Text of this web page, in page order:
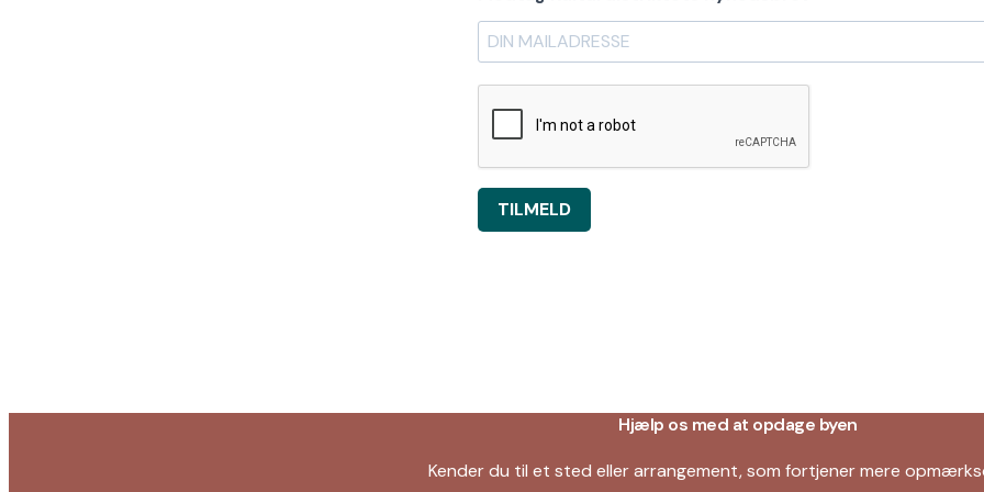
TILMELD
Hjælp os med at opdage byen
Kender du til et sted eller arrangement, som fortjener mere